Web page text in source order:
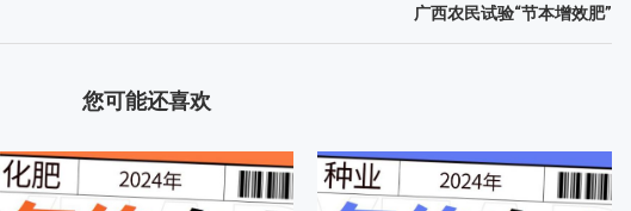
广西农民试验“节本增效肥”
您可能还喜欢